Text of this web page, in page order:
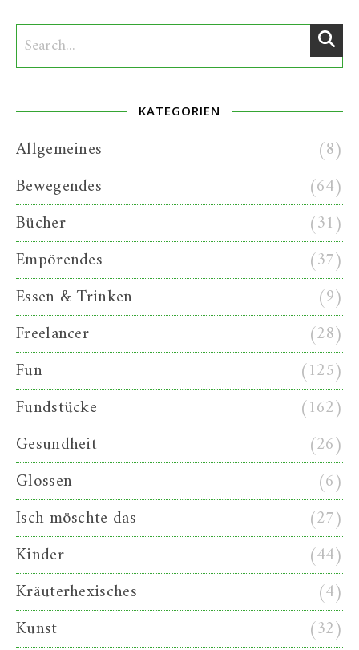
KATEGORIEN
Allgemeines
(8)
Bewegendes
(64)
Bücher
(31)
Empörendes
(37)
Essen & Trinken
(9)
Freelancer
(28)
Fun
(125)
Fundstücke
(162)
Gesundheit
(26)
Glossen
(6)
Isch möschte das
(27)
Kinder
(44)
Kräuterhexisches
(4)
Kunst
(32)